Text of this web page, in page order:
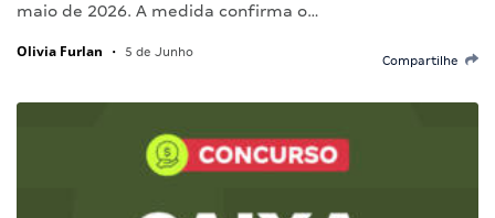
maio de 2026. A medida confirma o…
Olivia Furlan • 5 de Junho
Compartilhe